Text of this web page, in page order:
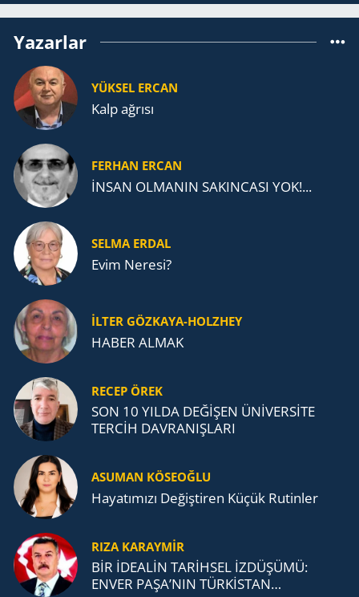
Yazarlar
YÜKSEL ERCAN
Kalp ağrısı
FERHAN ERCAN
İNSAN OLMANIN SAKINCASI YOK!...
SELMA ERDAL
Evim Neresi?
İLTER GÖZKAYA-HOLZHEY
HABER ALMAK
RECEP ÖREK
SON 10 YILDA DEĞİŞEN ÜNİVERSİTE
TERCİH DAVRANIŞLARI
ASUMAN KÖSEOĞLU
Ha­ya­tı­mı­zı De­ğiş­ti­ren Küçük Ru­tin­ler
RIZA KARAYMIR
BİR İDEALİN TARİHSEL İZDÜŞÜMÜ:
ENVER PAŞA’NIN TÜRKİSTAN